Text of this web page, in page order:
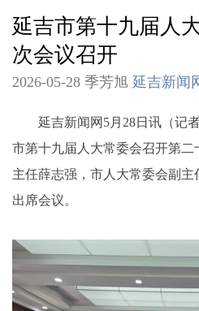
延吉市第十九届人
次会议召开
2026-05-28 季芳旭 延吉新闻
延吉新闻网5月28日讯（记者
市第十九届人大常委会召开第
主任薛志强，市人大常委会副
出席会议。